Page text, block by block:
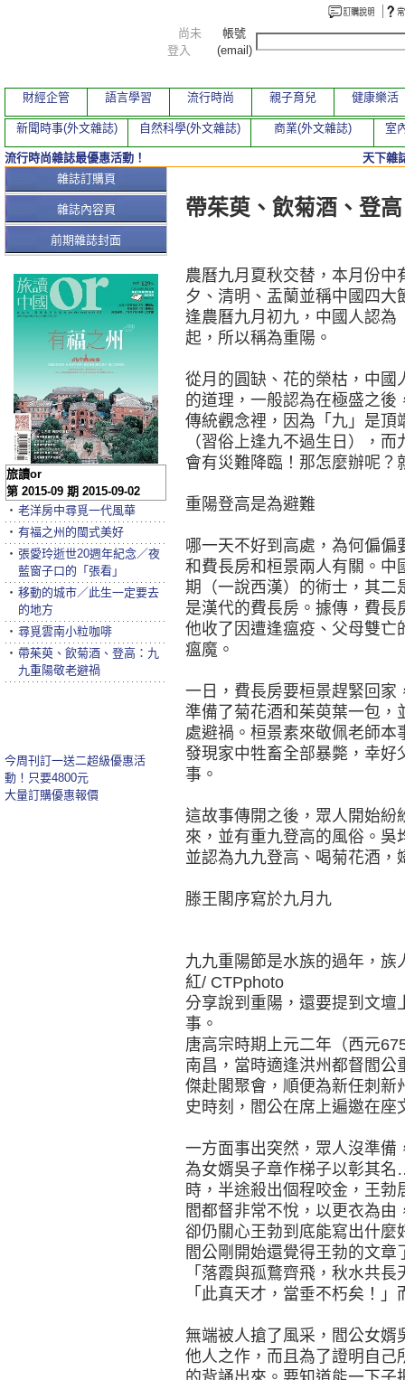
本期文章
帶茱萸、飲菊酒、登
農曆九月夏秋交替，本月份
夕、清明、盂蘭並稱中國四
逢農曆九月初九，中國人認為
起，所以稱為重陽。
從月的圓缺、花的榮枯，中國
的道理，一般認為在極盛之
傳統觀念裡，因為「九」是頂
（習俗上逢九不過生日），
會有災難降臨！那怎麼辦呢？
重陽登高是為避難
哪一天不好到高處，為何偏
和費長房和桓景兩人有關。中
期（一說西漢）的術士，其二
是漢代的費長房。據傳，費
他收了因遭逢瘟疫、父母雙亡
瘟魔。
一日，費長房要桓景趕緊回家
準備了菊花酒和茱萸葉一包
處避禍。桓景素來敬佩老師
發現家中牲畜全部暴斃，幸好
事。
這故事傳開之後，眾人開始紛
來，並有重九登高的風俗。
並認為九九登高、喝菊花酒
滕王閣序寫於九月九
九九重陽節是水族的過年，
紅/ CTPphoto
分享說到重陽，還要提到文壇
事。
唐高宗時期上元二年（西元
南昌，當時適逢洪州都督閻
傑赴閣聚會，順便為新任刺新
史時刻，閻公在席上遍邀在座
一方面事出突然，眾人沒準備
為女婿吳子章作梯子以彰其
時，半途殺出個程咬金，王
閻都督非常不悅，以更衣為
卻仍關心王勃到底能寫出什麼
閻公剛開始還覺得王勃的文
「落霞與孤鶩齊飛，秋水共
「此真天才，當垂不朽矣！
無端被人搶了風采，閻公女
他人之作，而且為了證明自己
雜誌訂購頁
雜誌內容頁
前期雜誌封面
旅讀or
第 2015-09 期 2015-09-02
‧ 老洋房中尋覓一代風華
‧ 有福之州的閩式美好
‧ 張愛玲逝世20週年紀念／夜
藍窗子口的「張看」
‧ 移動的城市／此生一定要去
的地方
‧ 尋覓雲南小粒咖啡
‧ 帶茱萸、飲菊酒、登高：九
九重陽敬老避禍
今周刊訂一送二超級優惠活
動！只要4800元
大量訂購優惠報價
尚未
登入
帳號
(email)
財經企管 語言學習 流行時尚 親子育兒 健康樂活
新聞時事(外文雜誌) 自然科學(外文雜誌) 商業(外文雜誌) 室
流行時尚雜誌最優惠活動！ 天下雜